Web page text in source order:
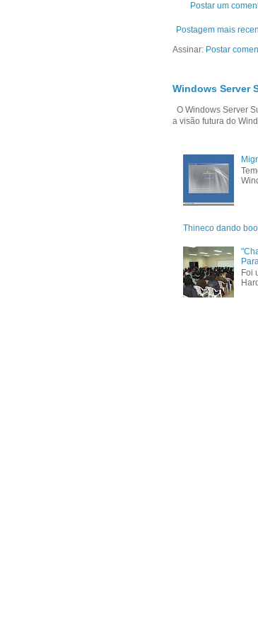
Postar um
Postagem mais
Assinar: Postar
Windows Server
O Windows Server
a visão futura do
Thineco dando
Foi